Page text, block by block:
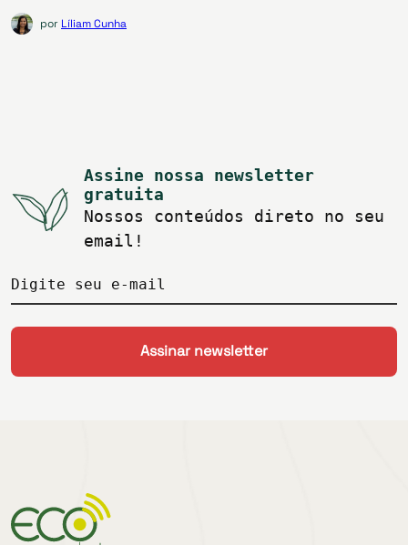
por Líliam Cunha
Assine nossa newsletter
gratuita
Nossos conteúdos direto no seu
email!
Digite seu e-mail